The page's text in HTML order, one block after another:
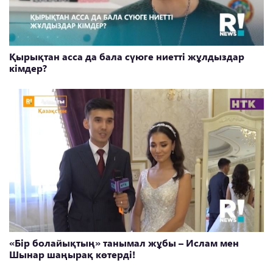
Қырықтан асса да бала сүюге ниетті жұлдыздар
кімдер?
«Бір болайықтың» танымал жұбы – Ислам мен
Шынар шаңырақ көтерді!